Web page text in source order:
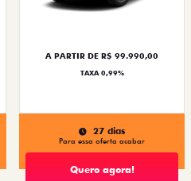
A PARTIR DE R$ 99.990,00
TAXA 0,99%
27 dias
Para essa oferta acabar
Quero agora!